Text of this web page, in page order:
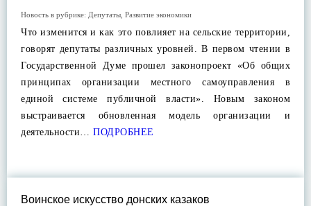
Новость в рубрике: Депутаты Развитие экономики
Что изменится и как это повлияет на сельские территории,
говорят депутаты различных уровней. В первом чтении в
Государственной Думе прошел законопроект «Об общих
принципах организации местного самоуправления в
единой системе публичной власти». Новым законом
выстраивается обновленная модель организации и
деятельности… ПОДРОБНЕЕ
Воинское искусство донских казаков